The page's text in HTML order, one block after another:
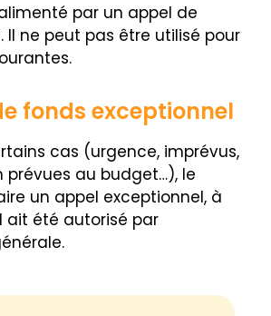
par un appel de
Il ne peut pas être utilisé pour
fonds exceptionnel
cas (urgence, imprévus,
prévues au budget…), le
un appel exceptionnel, à
ait été autorisé par